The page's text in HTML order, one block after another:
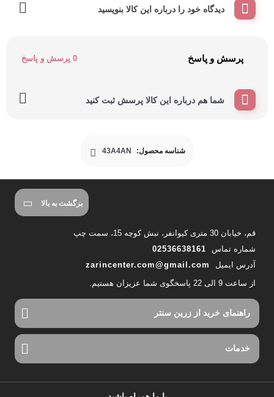
دیدگاه خود را درباره این کالا بنویسید
پرسش و پاسخ 0 پرسش و پاسخ
شما هم درباره این کالا پرسش ثبت کنید
شناسه محصول: 43A4AN
برگشت به بالا
قم، خیابان 30 متری کیوانفر، نبش کوچه 15، سمت چپ
شماره تماس
02536638161
آدرس ایمیل
zarincenter.com@gmail.com
از ساعت 9 الی 22 پاسخگوی شما عزیزان هستیم.
راهنمای خرید از زرین سنتر
خدمات